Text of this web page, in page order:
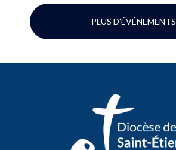
PLUS D'ÉVÉNEMENTS